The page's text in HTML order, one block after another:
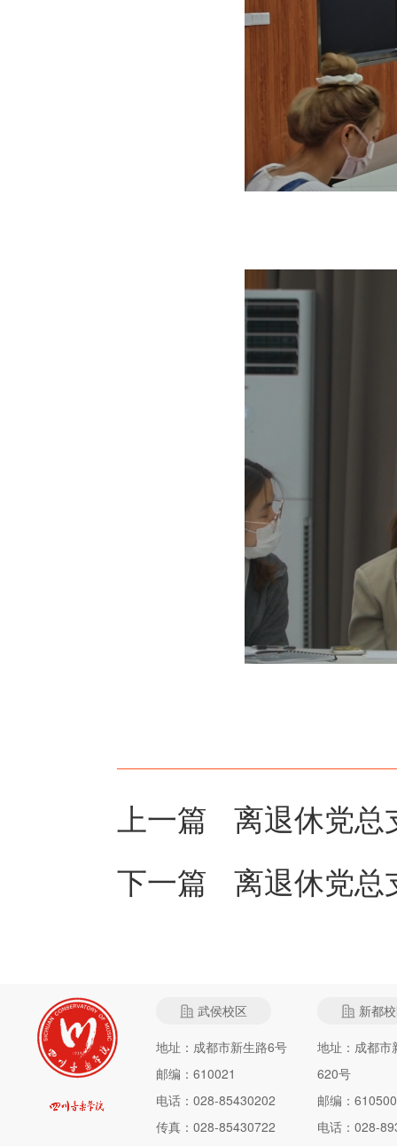
上一篇 离退休党总
下一篇 离退休党总
武侯校区
地址：成都市新生路6号
邮编：610021
电话：028-85430202
传真：028-85430722
新都
地址：成都市
620号
邮编：610500
电话：028-